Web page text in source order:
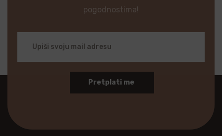
pogodnostima!
Pretplati me